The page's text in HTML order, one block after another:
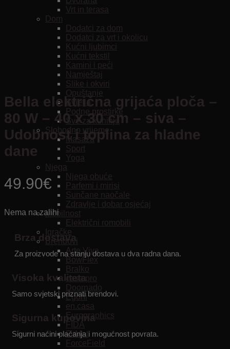
Vrt in terasa
Dom
Dodatci za dom
Dodatci za vrt i okolicu
Kućni ljubimci
Kućni tekstil
Kamini i peći
Namještaj
Slike i okviri
Opuštanje
Svjetla
Podne prostirke
Sve za kuhinju
Slobodno vrijeme
Masaža
Sport
Yoga
Njega
Njega obuće
Parfemi i mirisi
Sunčane naočale
Zdravlje i dobar osjećaj
Mobilnost
Električni romobili
Igračke
Brendovi
Arte Viva
BowFlex
Bralko
casa.pro
Doornado
Egoni
en.casa
Eurographics
FIDA
FitMat
ForceField
Bella električna grijaća ploča –
80 W – 40 x 30 cm – siva –
Udobnost i toplina za hladne
dane
49.90€
Nema na zalihi
Brza dostava
Za proizvode na stanju dostava u dva radna dana.
Visoka kvaliteta
Samo svjetski priznati brendovi.
Sigurna kupovina
Sigurni naćini plaćanja i mogućnost povrata.